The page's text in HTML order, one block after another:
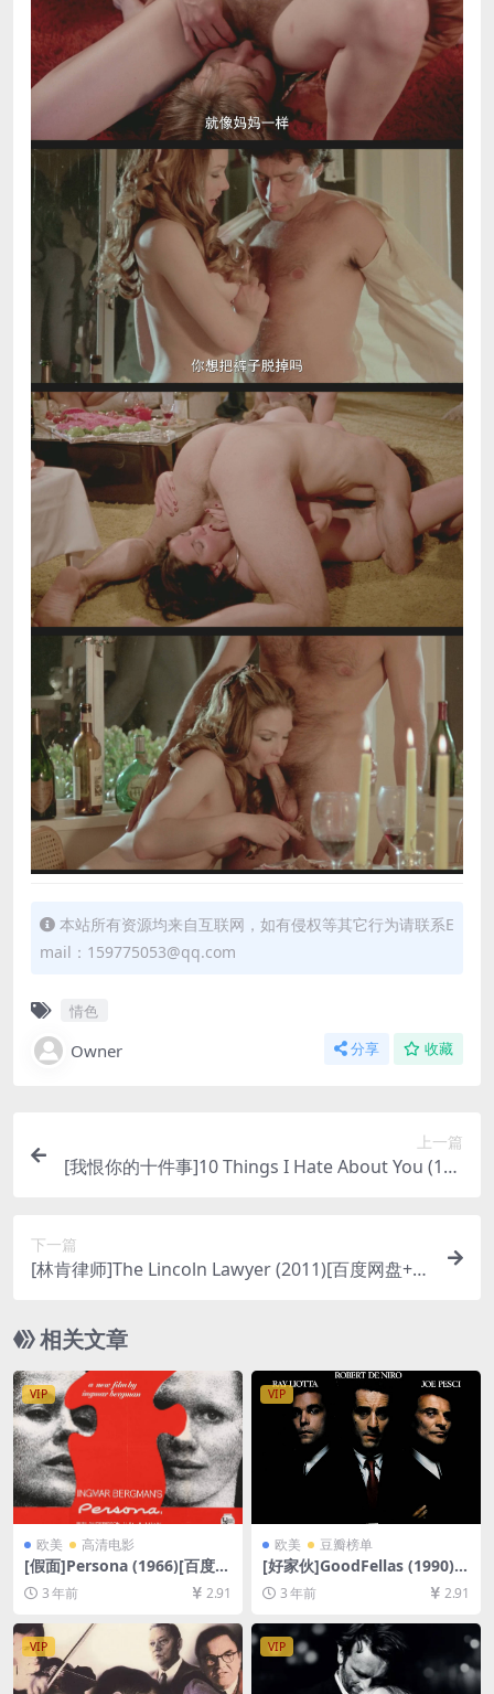
本站所有资源均来自互联网，如有侵权等其它行为请联系E
mail：159775053@qq.com
情色
Owner 分享 收藏
上一篇
[我恨你的十件事]10 Things I Hate About You (199
下一篇
[林肯律师]The Lincoln Lawyer (2011)[百度网盘+夸
[MP4/7.5GB][中英字幕]
相关文章
VIP
欧美 高清电影
[假面]Persona (1966)[百度网
盘+迅雷云盘资源1080P超清
未删减][MP4/5GB][中文字幕]
3 年前 2.91
VIP
欧美 豆瓣榜单
[好家伙]GoodFellas (1990)
[百度网盘+夸克网盘1080P超
清未删减资源][网盘在线播放/
下载][MP4/9.2GB][中英字幕]
3 年前 2.91
VIP VIP